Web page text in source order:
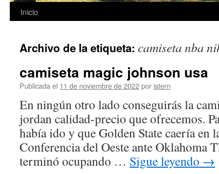
Saltar
contenido
Inicio
Archivo de la etiqueta: camiseta nba
camiseta magic johnson usa
Publicada el 11 de noviembre de 2022por istern
En ningún otro lado conseguirás la
jordan calidad-precio que ofrecemos.
había ido y que Golden State caería en
Conferencia del Oeste ante Oklahoma
terminó ocupando … Sigue leyendo →